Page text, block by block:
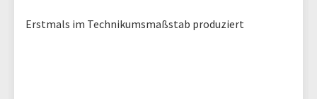
Erstmals im Technikumsmaßstab produziert